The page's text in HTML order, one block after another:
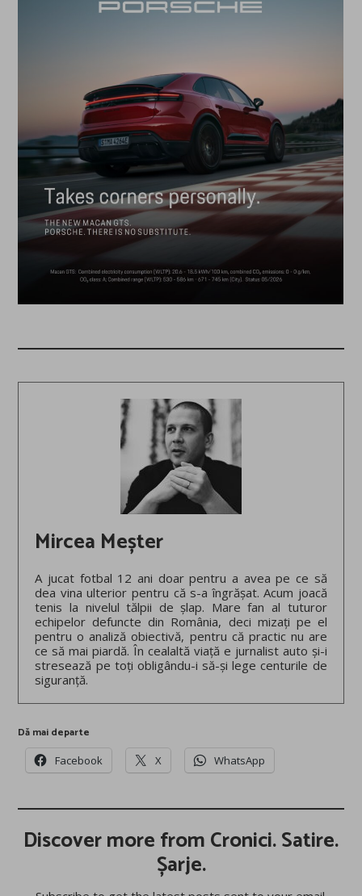
Mircea Meșter
A jucat fotbal 12 ani doar pentru a avea pe ce să
dea vina ulterior pentru că s-a îngrășat. Acum joacă
tenis la nivelul tălpii de șlap. Mare fan al tuturor
echipelor defuncte din România, deci mizați pe el
pentru o analiză obiectivă, pentru că practic nu are
ce să mai piardă. În cealaltă viață e jurnalist auto și-i
stresează pe toți obligându-i să-și lege centurile de
siguranță.
Dă mai departe
Facebook X WhatsApp
Discover more from Cronici. Satire.
Șarje.